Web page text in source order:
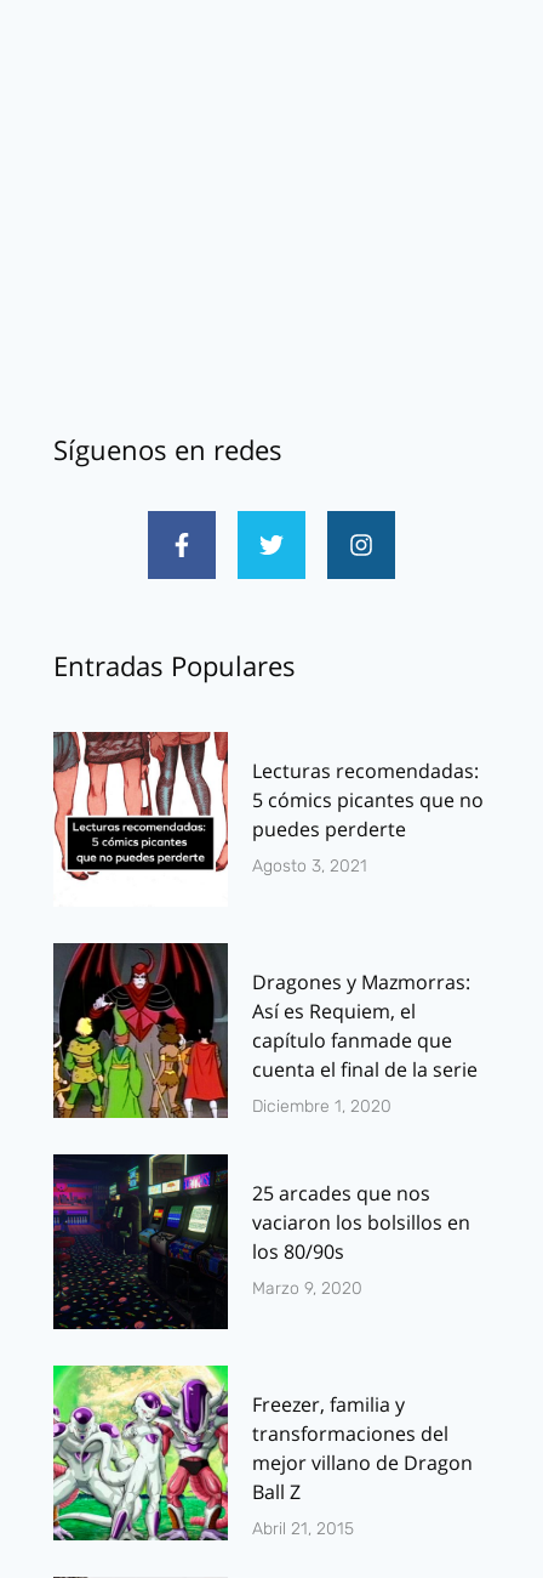
Síguenos en redes
Entradas Populares
Lecturas recomendadas:
5 cómics picantes que no
puedes perderte
Agosto 3, 2021
Dragones y Mazmorras:
Así es Requiem, el
capítulo fanmade que
cuenta el final de la serie
Diciembre 1, 2020
25 arcades que nos
vaciaron los bolsillos en
los 80/90s
Marzo 9, 2020
Freezer, familia y
transformaciones del
mejor villano de Dragon
Ball Z
Abril 21, 2015